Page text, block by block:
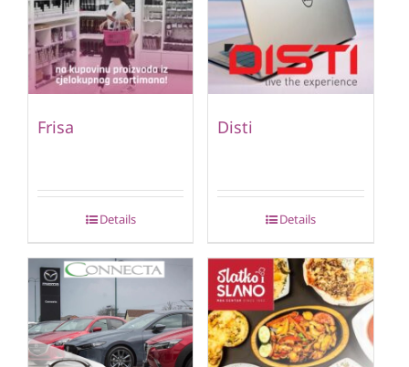
Frisa
Details
Disti
Details